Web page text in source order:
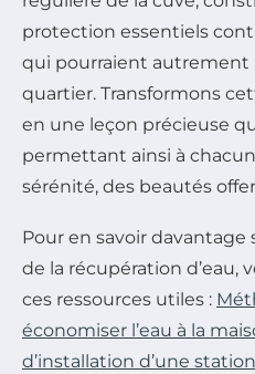
protection essentiels
qui pourraient autrement
quartier. Transformons
en une leçon précieuse
permettant ainsi à
sérénité, des beautés
Pour en savoir
de la récupération d’eau,
ces ressources utiles :
économiser l’eau à la
d’installation d’une